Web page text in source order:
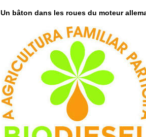
Un bâton dans les roues du moteur